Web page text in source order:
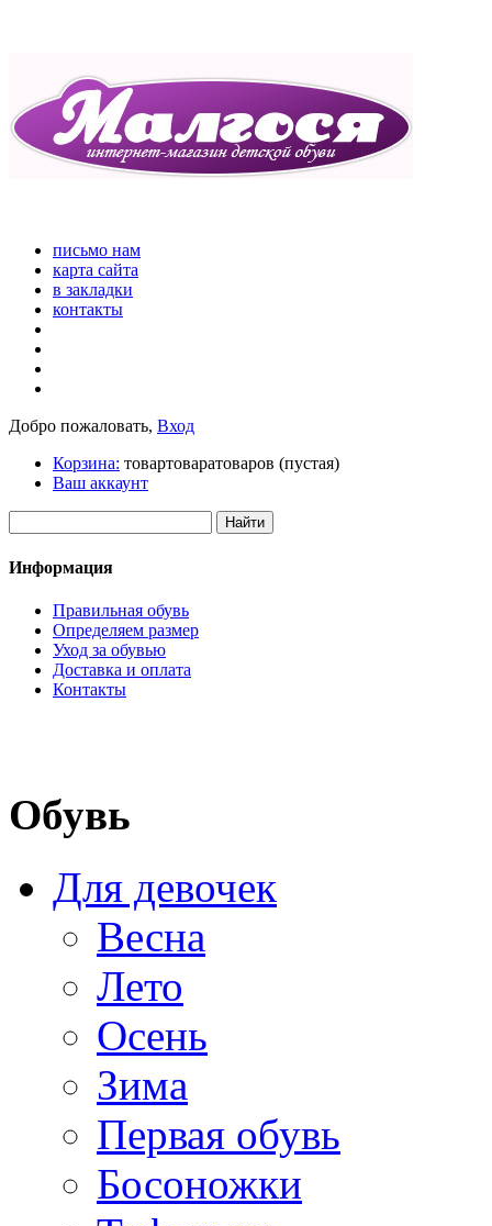
письмо нам
карта сайта
в закладки
контакты
Добро пожаловать, Вход
Корзина: товартоваратоваров (пустая)
Ваш аккаунт
Информация
Правильная обувь
Определяем размер
Уход за обувью
Доставка и оплата
Контакты
Обувь
Для девочек
Весна
Лето
Осень
Зима
Первая обувь
Босоножки